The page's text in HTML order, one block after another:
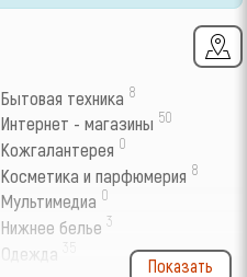
Бытовая техника 8
Интернет - магазины 50
Кожгалантерея 0
Косметика и парфюмерия 8
Мультимедиа 0
Нижнее белье 3
Одежда
Показать